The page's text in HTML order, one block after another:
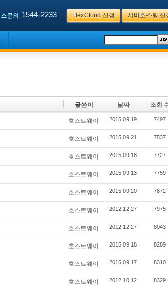
문의 1544-2233 FlexCloud 신청 서버호스팅 신
글쓴이 날짜 조회
호스트웨이 2015.09.19 7497
호스트웨이 2015.09.21 7537
호스트웨이 2015.09.18 7727
호스트웨이 2015.09.13 7759
호스트웨이 2015.09.20 7872
호스트웨이 2012.12.27 7975
호스트웨이 2012.12.27 8043
호스트웨이 2015.09.18 8289
호스트웨이 2015.09.17 8310
호스트웨이 2012.10.12 8329